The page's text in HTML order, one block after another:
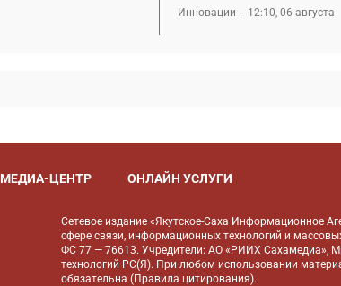
Инновации 12:10, 06 августа
МЕДИА-ЦЕНТР ОНЛАЙН УСЛУГИ
Сетевое издание «Якутское-Саха Информационное
сфере связи, информационных технологий и
ФС 77 — 76613. Учредители: АО «РИИХ Сахамедиа»,
технологий РС(Я). При любом использовании
обязательна (Правила цитирования).